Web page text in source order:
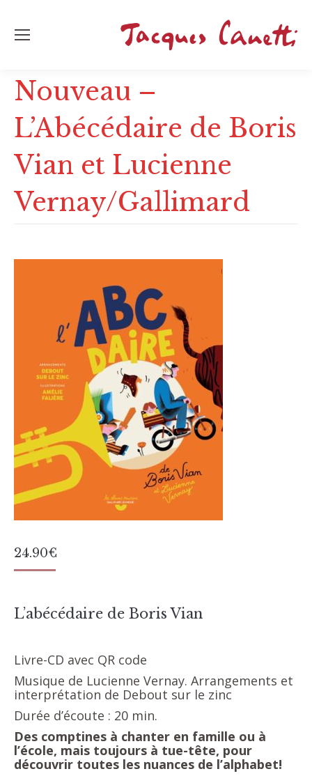
Nouveau –
L’Abécédaire de Boris
Vian et Lucienne
Vernay/Gallimard
24.90€
L’abécédaire de Boris Vian
Livre-CD avec QR code
Musique de Lucienne Vernay. Arrangements et
interprétation de Debout sur le zinc
Durée d’écoute : 20 min.
Des comptines à chanter en famille ou à
l’école, mais toujours à tue-tête, pour
découvrir toutes les nuances de l’alphabet!